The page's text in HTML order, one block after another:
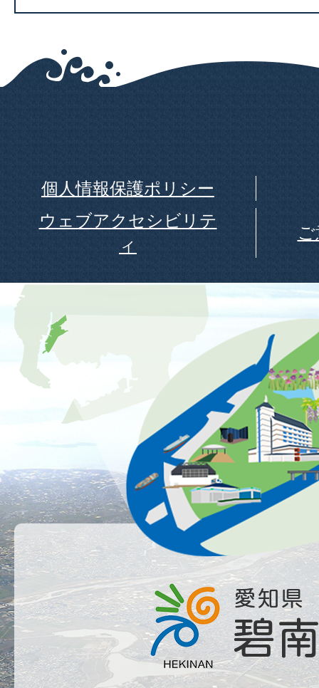
個人情報保護ポリシー
ウェブアクセシビリテ
ィ